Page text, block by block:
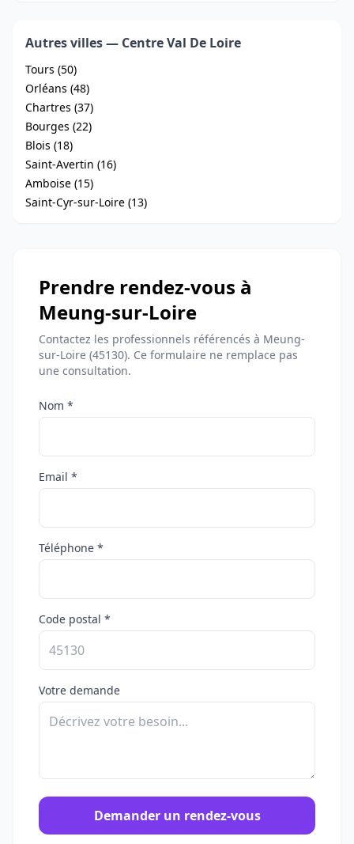
Autres villes — Centre Val De Loire
Tours (50)
Orléans (48)
Chartres (37)
Bourges (22)
Blois (18)
Saint-Avertin (16)
Amboise (15)
Saint-Cyr-sur-Loire (13)
Prendre rendez-vous à
Meung-sur-Loire
Contactez les professionnels référencés à Meung-
sur-Loire (45130). Ce formulaire ne remplace pas
une consultation.
Nom *
Email *
Téléphone *
Code postal *
Votre demande
Demander un rendez-vous